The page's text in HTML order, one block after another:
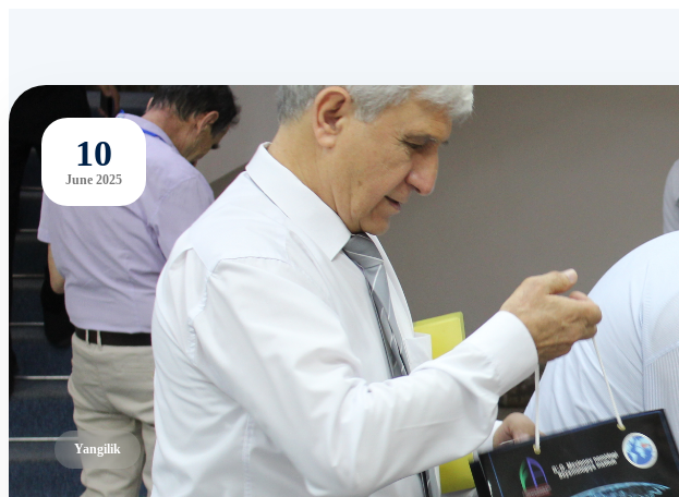
10
June 2025
Yangilik